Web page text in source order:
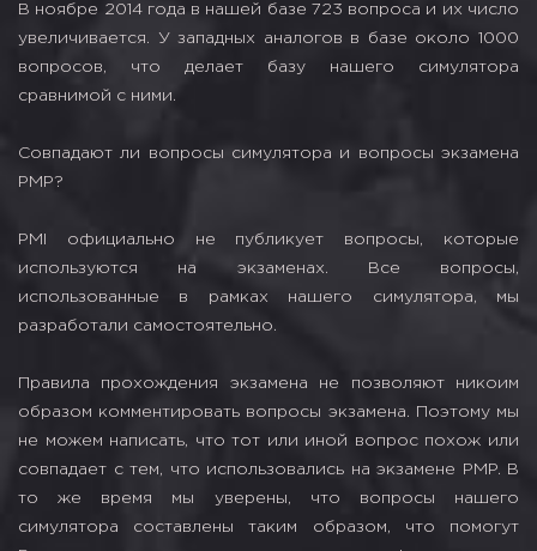
В ноябре 2014 года в нашей базе 723 вопроса и их число
увеличивается. У западных аналогов в базе около 1000
вопросов, что делает базу нашего симулятора
сравнимой с ними.
Совпадают ли вопросы симулятора и вопросы экзамена
PMP?
PMI официально не публикует вопросы, которые
используются на экзаменах. Все вопросы,
использованные в рамках нашего симулятора, мы
разработали самостоятельно.
Правила прохождения экзамена не позволяют никоим
образом комментировать вопросы экзамена. Поэтому мы
не можем написать, что тот или иной вопрос похож или
совпадает с тем, что использовались на экзамене PMP. В
то же время мы уверены, что вопросы нашего
симулятора составлены таким образом, что помогут